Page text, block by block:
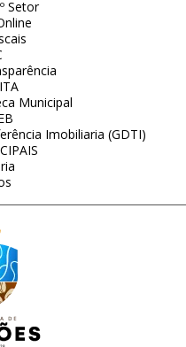
Setor
Municipal
Imobiliaria (GDTI)